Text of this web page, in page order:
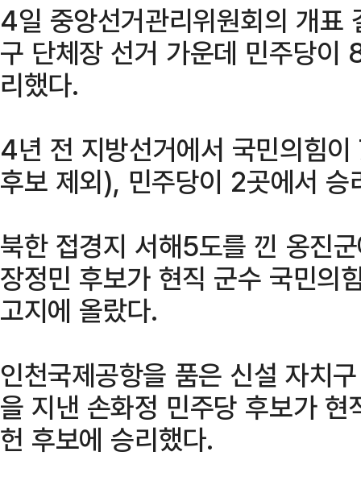
4일 중앙선거관리위원회의 개표
구 단체장 선거 가운데 민주당이
리했다.
4년 전 지방선거에서 국민의힘
후보 제외), 민주당이 2곳에서
북한 접경지 서해5도를 낀 옹진
장정민 후보가 현직 군수 국민의
고지에 올랐다.
인천국제공항을 품은 신설 자치
을 지낸 손화정 민주당 후보가
헌 후보에 승리했다.